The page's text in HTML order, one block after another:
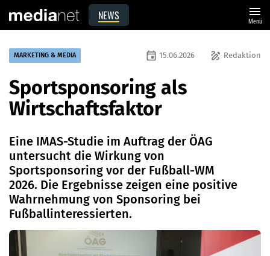
NEWS menu
Menü
MARKETING & MEDIA draw Redaktion
event 15.06.2026
Sportsponsoring als
Wirtschaftsfaktor
Eine IMAS-Studie im Auftrag der ÖAG
untersucht die Wirkung von
Sportsponsoring vor der Fußball-WM
2026. Die Ergebnisse zeigen eine positive
Wahrnehmung von Sponsoring bei
Fußballinteressierten.